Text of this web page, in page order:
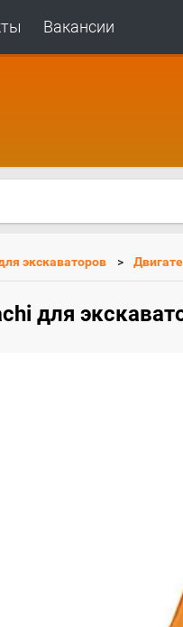
Вакансии
экскаваторов
для